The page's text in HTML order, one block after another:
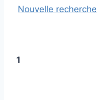
Nouvelle recherche
1